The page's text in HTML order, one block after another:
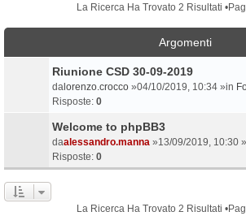
La Ricerca Ha Trovato 2 Risultati
Argomenti
Riunione CSD 30-09-2019
da lorenzo.crocco »04/10/2019, 10:34 »in
Risposte: 0
Welcome to phpBB3
daalessandro.manna »13/09/2019, 10:30
Risposte: 0
La Ricerca Ha Trovato 2 Risultati